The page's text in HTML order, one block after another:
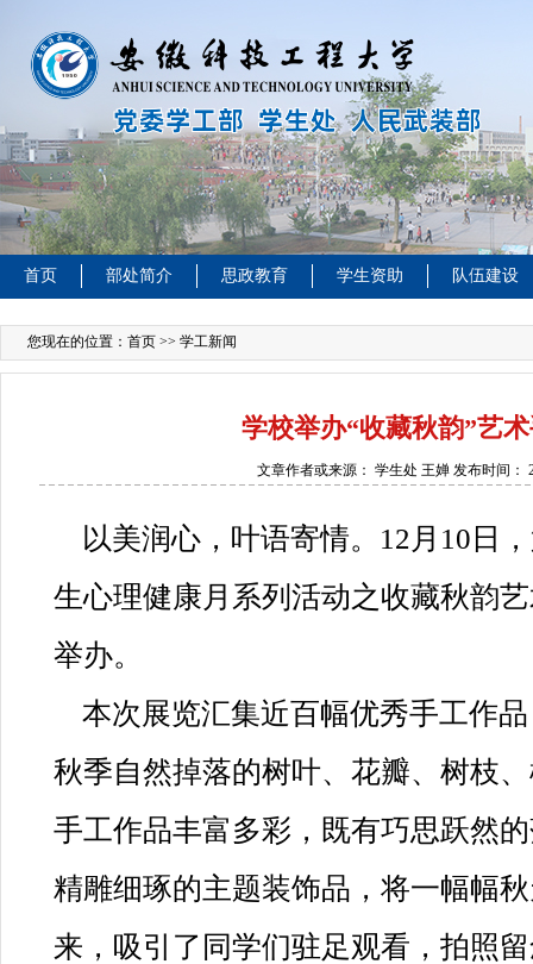
首页 部处简介 思政教育 学生资助 队伍建设
您现在的位置： 首页 >> 学工新闻
学校举办“收藏秋韵”艺
文章作者或来源： 学生处 王婵 发布时间：
以美润心，叶语寄情。12月10日
生心理健康月系列活动之收藏秋韵
举办。
本次展览汇集近百幅优秀手工作
秋季自然掉落的树叶、花瓣、树枝
手工作品丰富多彩，既有巧思跃然
精雕细琢的主题装饰品，将一幅幅
来，吸引了同学们驻足观看，拍照